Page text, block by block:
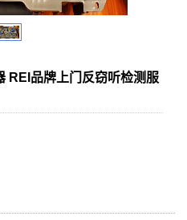
REI品牌上门反窃听检测服